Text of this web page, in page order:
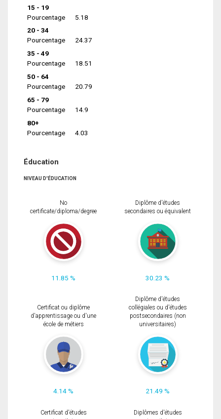
15 - 19
Pourcentage
5.18
20 - 34
Pourcentage
24.37
35 - 49
Pourcentage
18.51
50 - 64
Pourcentage
20.79
65 - 79
Pourcentage
14.9
80+
Pourcentage
4.03
Éducation
NIVEAU D'ÉDUCATION
No
certificate/diploma/degree
11.85 %
Diplôme d'études
secondaires ou équivalent
30.23 %
Certificat ou diplôme
d'apprentissage ou d'une
école de métiers
4.14 %
Diplôme d'études
collégiales ou d'études
postsecondaires (non
universitaires)
21.49 %
Certificat d'études
Diplômes d'études